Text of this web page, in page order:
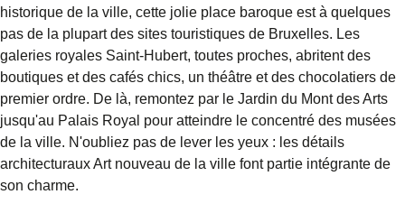
historique de la ville, cette jolie place baroque est à quelques
pas de la plupart des sites touristiques de Bruxelles. Les
galeries royales Saint-Hubert, toutes proches, abritent des
boutiques et des cafés chics, un théâtre et des chocolatiers de
premier ordre. De là, remontez par le Jardin du Mont des Arts
jusqu'au Palais Royal pour atteindre le concentré des musées
de la ville. N'oubliez pas de lever les yeux : les détails
architecturaux Art nouveau de la ville font partie intégrante de
son charme.